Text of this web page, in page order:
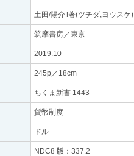
土田/陽介‖著(ツチダ,ヨウスケ)
筑摩書房／東京
2019.10
245p／18cm
ちくま新書 1443
貨幣制度
ドル
NDC8 版：337.2